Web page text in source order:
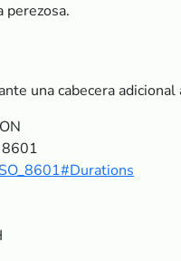
perezosa.
una cabecera
8601